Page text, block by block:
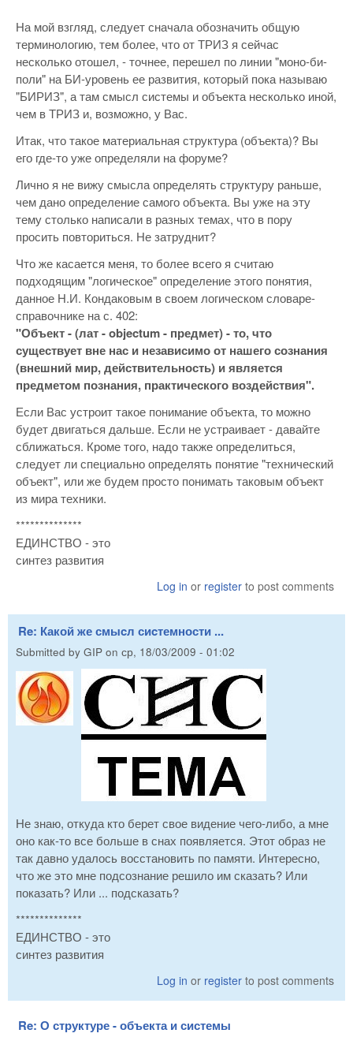
На мой взгляд, следует сначала обозначить общую
терминологию, тем более, что от ТРИЗ я сейчас
несколько отошел, - точнее, перешел по линии "моно-би-
поли" на БИ-уровень ее развития, который пока называю
"БИРИЗ", а там смысл системы и объекта несколько иной,
чем в ТРИЗ и, возможно, у Вас.
Итак, что такое материальная структура (объекта)? Вы
его где-то уже определяли на форуме?
Лично я не вижу смысла определять структуру раньше,
чем дано определение самого объекта. Вы уже на эту
тему столько написали в разных темах, что в пору
просить повториться. Не затруднит?
Что же касается меня, то более всего я считаю
подходящим "логическое" определение этого понятия,
данное Н.И. Кондаковым в своем логическом словаре-
справочнике на с. 402:
"Объект - (лат - objectum - предмет) - то, что
существует вне нас и независимо от нашего сознания
(внешний мир, действительность) и является
предметом познания, практического воздействия".
Если Вас устроит такое понимание объекта, то можно
будет двигаться дальше. Если не устраивает - давайте
сближаться. Кроме того, надо также определиться,
следует ли специально определять понятие "технический
объект", или же будем просто понимать таковым объект
из мира техники.
**************
ЕДИНСТВО - это
синтез развития
Log in or register to post comments
Re: Какой же смыcл сиcтемности ...
Submitted by GIP on ср, 18/03/2009 - 01:02
Не знаю, откуда кто берет свое видение чего-либо, а мне
оно как-то все больше в снах появляется. Этот образ не
так давно удалось восстановить по памяти. Интересно,
что же это мне подсознание решило им сказать? Или
показать? Или ... подсказать?
**************
ЕДИНСТВО - это
синтез развития
Log in or register to post comments
Re: О структуре - объекта и системы